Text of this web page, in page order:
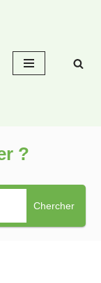
?
Chercher